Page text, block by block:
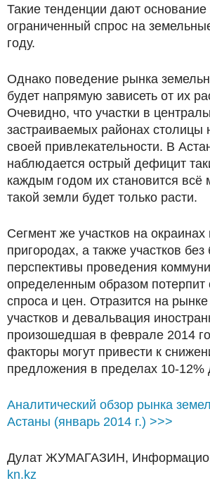
Такие тенденции дают основание
ограниченный спрос на
году.
Однако поведение рынка
будет напрямую зависеть от их
Очевидно, что участки в
застраиваемых районах столицы
своей привлекательности. В
наблюдается острый дефицит
каждым годом их становится
такой земли будет только расти.
Сегмент же участков на окраинах
пригородах, а также участков без
перспективы проведения
определенным образом потерпит
спроса и цен. Отразится на
участков и девальвация
произошедшая в феврале 2014
факторы могут привести к
предложения в пределах 10-12%
Аналитический обзор рынка
Астаны (январь 2014 г.) >>>
Дулат ЖУМАГАЗИН,
kn.kz